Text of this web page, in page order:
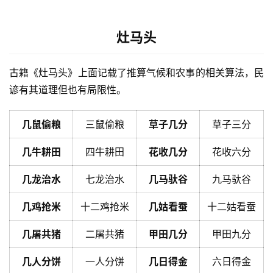
灶马头
古籍《灶马头》上面记载了推算气候和农事的相关算法，民
谚有其道理但也有局限性。
几鼠偷粮 三鼠偷粮 草子几分 草子三分
几牛耕田 四牛耕田 花收几分 花收六分
几龙治水 七龙治水 几马驮谷 九马驮谷
几鸡抢米 十二鸡抢米 几姑看蚕 十二姑看蚕
几屠共猪 二屠共猪 甲田几分 甲田九分
几人分饼 一人分饼 几日得金 六日得金